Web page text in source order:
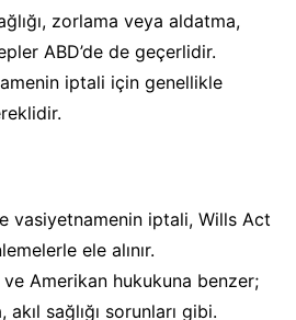
zorlama veya aldatma,
ABD’de de geçerlidir.
iptali için genellikle
vasiyetnamenin iptali, Wills Act
ele alınır.
Amerikan hukukuna benzer;
sağlığı sorunları gibi.